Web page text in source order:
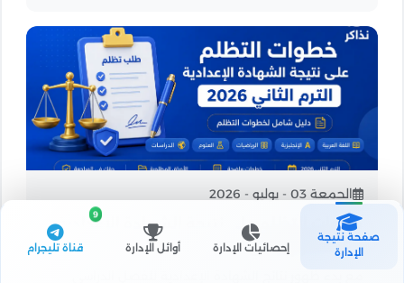
صفحة نتيجة
الإدارة
إحصائيات الإدارة أوائل الإدارة قناة تليجرام
9
الجمعة 03 - يوليو - 2026
خطوات التظلم على نتيجة الشهادة الإعدادية
2026 الترم الثاني